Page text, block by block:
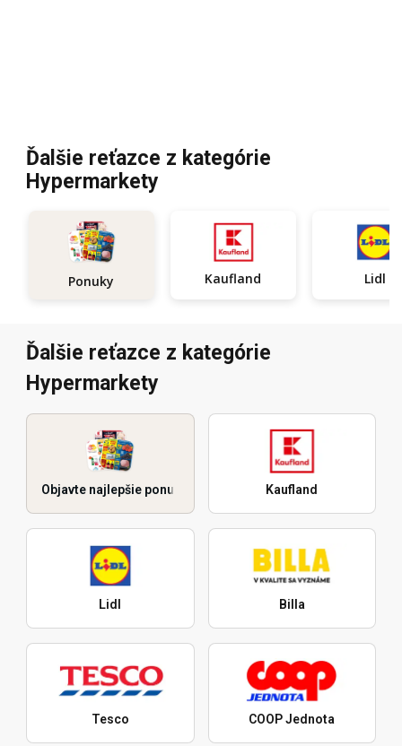
Ďalšie reťazce z kategórie
Hypermarkety
Ponuky Kaufland Lidl
Ďalšie reťazce z kategórie
Hypermarkety
Objavte najlepšie ponuky Kaufland
Lidl Billa
Tesco COOP Jednota